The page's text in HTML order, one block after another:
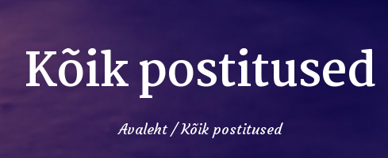
Kõik postitused
Avaleht Kõik postitused